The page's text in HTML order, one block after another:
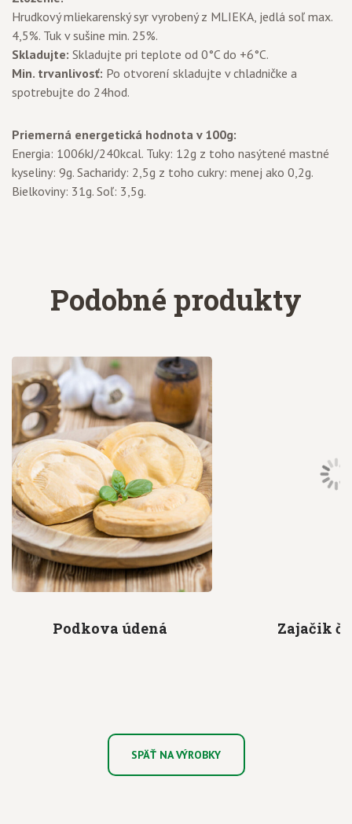
Hrudkový mliekarenský syr vyrobený z MLIEKA, jedlá soľ max.
4,5%. Tuk v sušine min. 25%.
Skladujte: Skladujte pri teplote od 0°C do +6°C.
Min. trvanlivosť: Po otvorení skladujte v chladničke a
spotrebujte do 24hod.
Priemerná energetická hodnota v 100g:
Energia: 1006kJ/240kcal. Tuky: 12g z toho nasýtené mastné
kyseliny: 9g. Sacharidy: 2,5g z toho cukry: menej ako 0,2g.
Bielkoviny: 31g. Soľ: 3,5g.
Podobné produkty
Podkova údená Zajačik
SPÄŤ NA VÝROBKY